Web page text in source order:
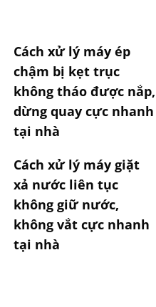
Cách xử lý máy ép
chậm bị kẹt trục
không tháo được nắp,
dừng quay cực nhanh
tại nhà
Cách xử lý máy giặt
xả nước liên tục
không giữ nước,
không vắt cực nhanh
tại nhà